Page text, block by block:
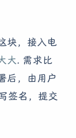
块，接入电
大. 需求比
后，由用户
签名，提交